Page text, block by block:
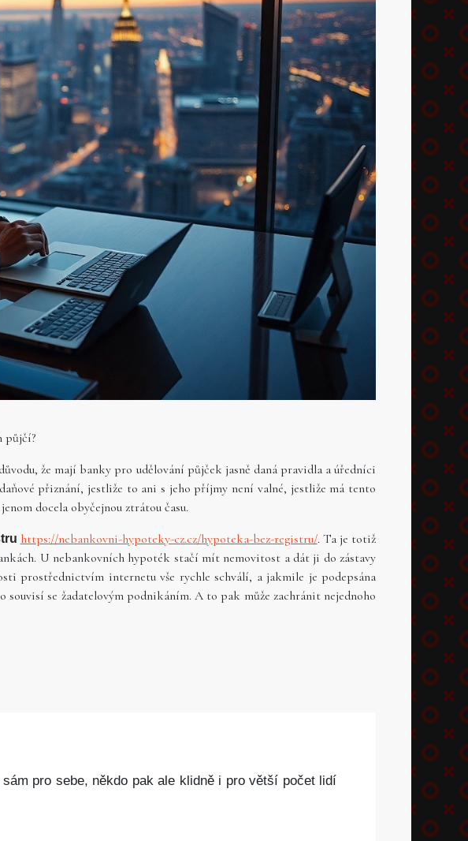
půjčí?
že mají banky pro udělování půjček jasně daná pravidla a úředníci
přiznání, jestliže to ani s jeho příjmy není valné, jestliže má tento
docela obyčejnou ztrátou času.
https://nebankovni-hypoteky-cz.cz/hypoteka-bez-registru/. Ta je totiž
U nebankovních hypoték stačí mít nemovitost a dát ji do zástavy
prostřednictvím internetu vše rychle schválí, a jakmile je podepsána
souvisí se žadatelovým podnikáním. A to pak může zachránit nejednoho
pro sebe, někdo pak ale klidně i pro větší počet lidí